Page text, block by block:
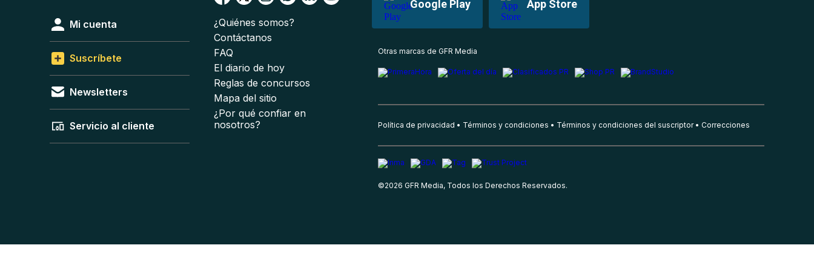
Google Play App Store
Mi cuenta
Suscríbete
Newsletters
Servicio al cliente
¿Quiénes somos?
Contáctanos
FAQ
El diario de hoy
Reglas de concursos
Mapa del sitio
¿Por qué confiar en
nosotros?
Otras marcas de GFR Media
Política de privacidad Términos y condiciones Términos y condiciones del suscriptor Correcciones
©2026 GFR Media, Todos los Derechos Reservados.